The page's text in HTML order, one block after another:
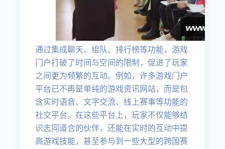
通过集成聊天、组队、排行榜等功能，游戏
门户打破了时间与空间的限制，促进了玩家
之间更为频繁的互动。例如，许多游戏门户
平台已不再是单纯的游戏资讯网站，而是包
含实时语音、文字交流、线上赛事等功能的
社交平台。在这些平台上，玩家不仅能够结
识志同道合的伙伴，还能在实时的互动中提
高游戏技能，甚至参与到一些大型的跨国赛